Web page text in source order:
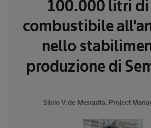
100.000 litri
combustibile
nello
produzione di
Silvio V. de Mesquita, Project